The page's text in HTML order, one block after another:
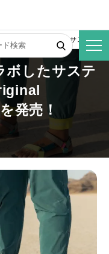
がコラボしたサステナ
したサステ
発売！